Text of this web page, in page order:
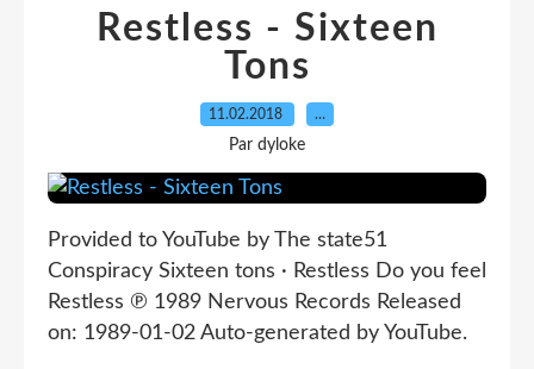
Restless - Sixteen
Tons
11.02.2018 …
Par dyloke
Provided to YouTube by The state51
Conspiracy Sixteen tons · Restless Do you feel
Restless ℗ 1989 Nervous Records Released
on: 1989-01-02 Auto-generated by YouTube.